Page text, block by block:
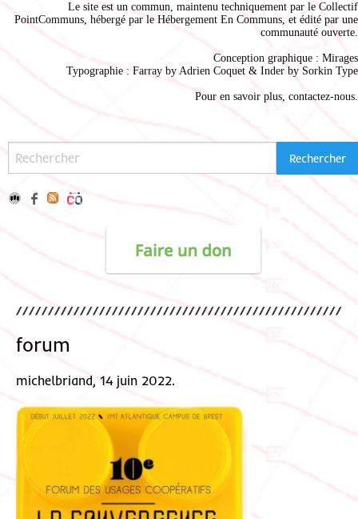
Le site est un commun, maintenu techniquement par le Collectif
PointCommuns, hébergé par le Hébergement En Communs, et édité par une
communauté ouverte.
Conception graphique : Mirages
Typographie : Farray by Adrien Coquet & Inder by Sorkin Type
Pour en savoir plus, contactez-nous.
forum
michelbriand, 14 juin 2022.